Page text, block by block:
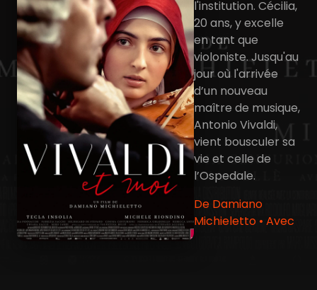
l'institution. Cécilia,
20 ans, y excelle
en tant que
violoniste. Jusqu'au
jour où l'arrivée
d’un nouveau
maître de musique,
Antonio Vivaldi,
vient bousculer sa
vie et celle de
l’Ospedale.
De Damiano
Michieletto • Avec